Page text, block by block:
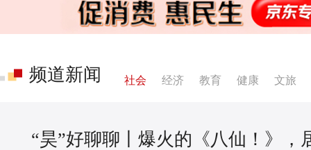
频道新闻 社会 经济 教育 健康 文旅
“昊”好聊聊丨爆火的《八仙！》